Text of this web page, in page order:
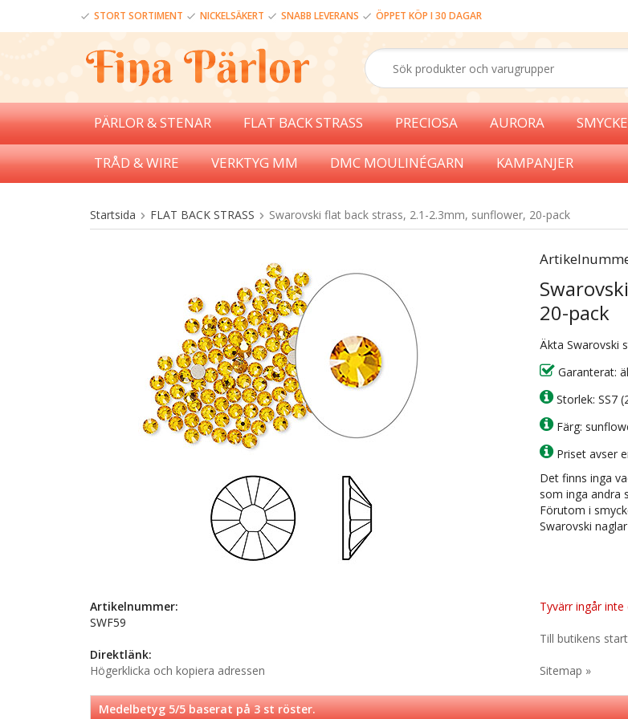
STORT SORTIMENT NICKELSÄKERT SNABB LEVERANS ÖPPET KÖP I 30 DAGAR
PÄRLOR & STENAR FLAT BACK STRASS PRECIOSA AURORA
TRÅD & WIRE VERKTYG MM DMC MOULINÉGARN KAMPANJER
Startsida FLAT BACK STRASS Swarovski flat back strass, 2.1-2.3mm, sunflower, 20-pack
20-pack
Äkta Swarovski
Garanterat:
Storlek: SS7
Färg:
Priset avser
Det finns inga
som inga andra
Förutom i
Swarovski
Tyvärr ingår
Till butikens
Sitemap »
Artikelnummer:
SWF59
Direktlänk:
Högerklicka och kopiera adressen
Medelbetyg5/5 baserat på3st röster.